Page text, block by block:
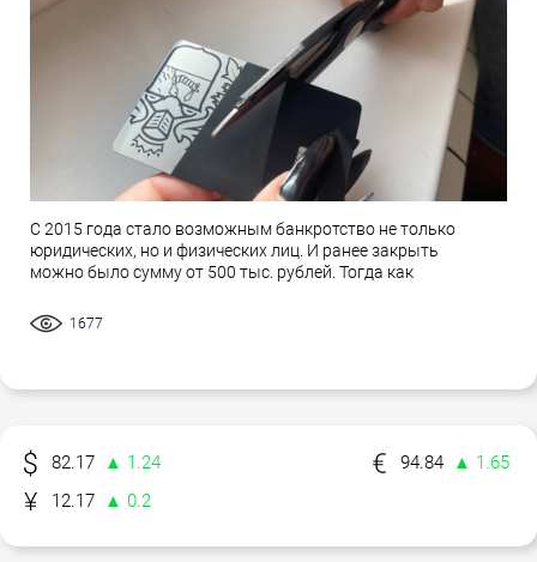
С 2015 года стало возможным банкротство не только
юридических, но и физических лиц. И ранее закрыть
можно было сумму от 500 тыс. рублей. Тогда как
1677
82.17 ▲ 1.24 94.84
▲ 1.65
12.17
▲ 0.2